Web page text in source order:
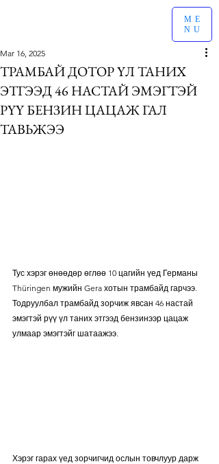
ME
NU
ТРАМБАЙ ДОТОР ҮЛ ТАНИХ
ЭТГЭЭД 46 НАСТАЙ ЭМЭГТЭЙ
РҮҮ БЕНЗИН ЦАЦАЖ ГАЛ
ТАВЬЖЭЭ
Mar 16, 2025
Тус хэрэг өнөөдөр өглөө 10 цагийн үед Германы
Thüringen мужийн Gera хотын трамбайд гарчээ.
Тодруулбал трамбайд зорчиж явсан 46 настай
эмэгтэй рүү үл таних этгээд бензинээр цацаж
улмаар эмэгтэйг шатаажээ.
Хэрэг гарах үед зорчигчид ослын товчлуур дарж